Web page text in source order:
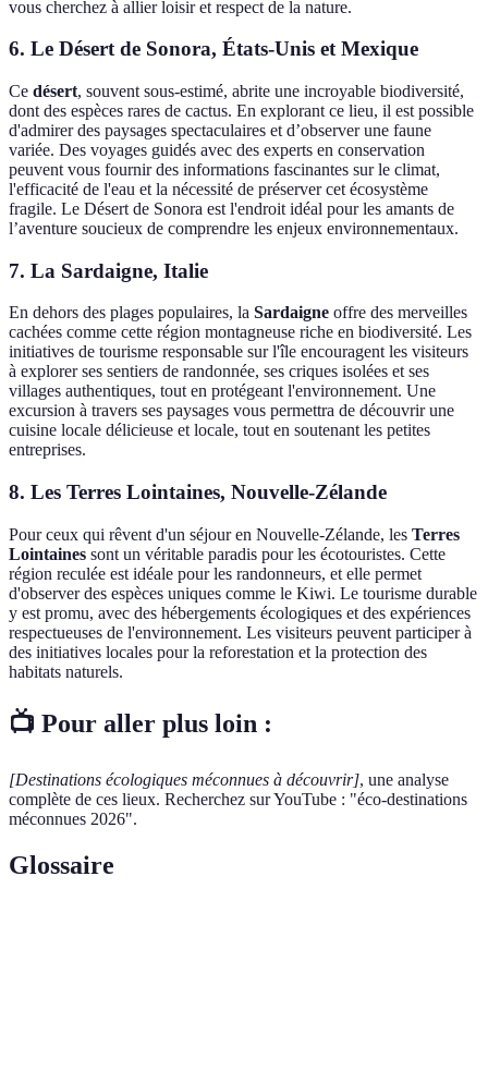
vous cherchez à allier loisir et respect de la nature.
6. Le Désert de Sonora, États-Unis et Mexique
Ce désert, souvent sous-estimé, abrite une incroyable biodiversité,
dont des espèces rares de cactus. En explorant ce lieu, il est possible
d'admirer des paysages spectaculaires et d’observer une faune
variée. Des voyages guidés avec des experts en conservation
peuvent vous fournir des informations fascinantes sur le climat,
l'efficacité de l'eau et la nécessité de préserver cet écosystème
fragile. Le Désert de Sonora est l'endroit idéal pour les amants de
l’aventure soucieux de comprendre les enjeux environnementaux.
7. La Sardaigne, Italie
En dehors des plages populaires, la Sardaigne offre des merveilles
cachées comme cette région montagneuse riche en biodiversité. Les
initiatives de tourisme responsable sur l'île encouragent les visiteurs
à explorer ses sentiers de randonnée, ses criques isolées et ses
villages authentiques, tout en protégeant l'environnement. Une
excursion à travers ses paysages vous permettra de découvrir une
cuisine locale délicieuse et locale, tout en soutenant les petites
entreprises.
8. Les Terres Lointaines, Nouvelle-Zélande
Pour ceux qui rêvent d'un séjour en Nouvelle-Zélande, les Terres
Lointaines sont un véritable paradis pour les écotouristes. Cette
région reculée est idéale pour les randonneurs, et elle permet
d'observer des espèces uniques comme le Kiwi. Le tourisme durable
y est promu, avec des hébergements écologiques et des expériences
respectueuses de l'environnement. Les visiteurs peuvent participer à
des initiatives locales pour la reforestation et la protection des
habitats naturels.
📺 Pour aller plus loin :
[Destinations écologiques méconnues à découvrir], une analyse
complète de ces lieux. Recherchez sur YouTube : "éco-destinations
méconnues 2026".
Glossaire